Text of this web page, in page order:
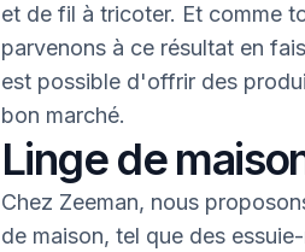
et de fil à tricoter. Et comme
parvenons à ce résultat en
est possible d'offrir des
bon marché.
Linge de
Chez Zeeman, nous
de maison, tel que des